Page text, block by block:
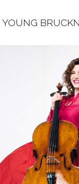
YOUNG